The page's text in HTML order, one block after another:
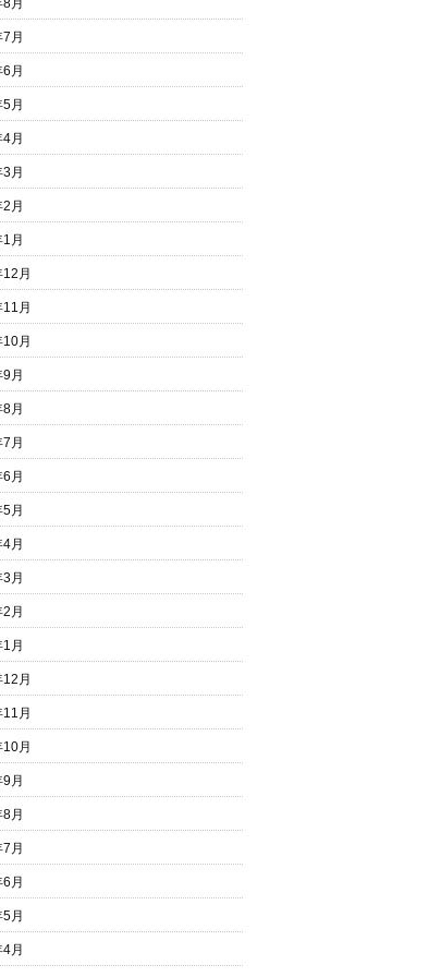
月
月
月
月
月
月
月
月
月
月
月
月
月
月
月
月
月
月
月
月
月
月
月
月
月
月
月
月
月